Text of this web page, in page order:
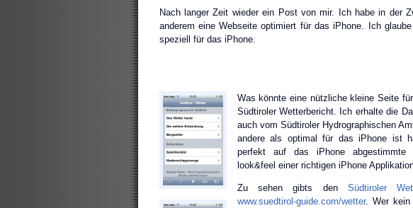
Nach langer Zeit wieder ein Post von mir. Ich habe in der
anderem eine Webseite optimiert für das iPhone. Ich
speziell für das iPhone.
Was könnte eine nützliche kleine Seite
Südtiroler Wetterbericht. Ich erhalte die
auch vom Südtiroler Hydrographischen
andere als optimal für das iPhone ist
perfekt auf das iPhone abgestimmte
look&feel einer richtigen iPhone
Zu sehen gibts den Südtiroler
www.suedtirol-guide.com/wetter. Wer kein